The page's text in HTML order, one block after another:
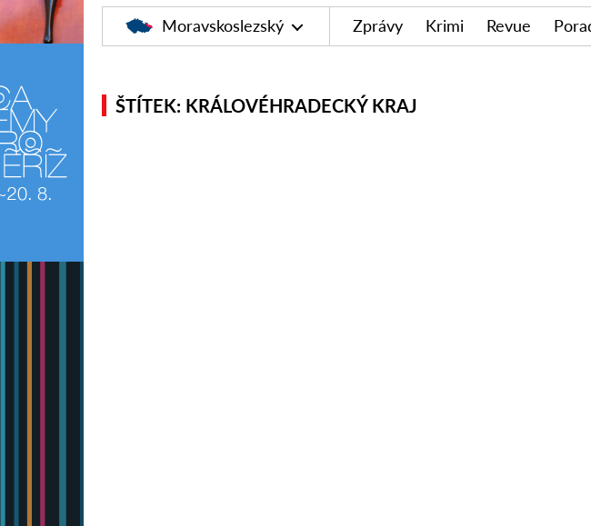
Moravskoslezský Zprávy Krimi Revue
ŠTÍTEK: KRÁLOVÉHRADECKÝ KRAJ